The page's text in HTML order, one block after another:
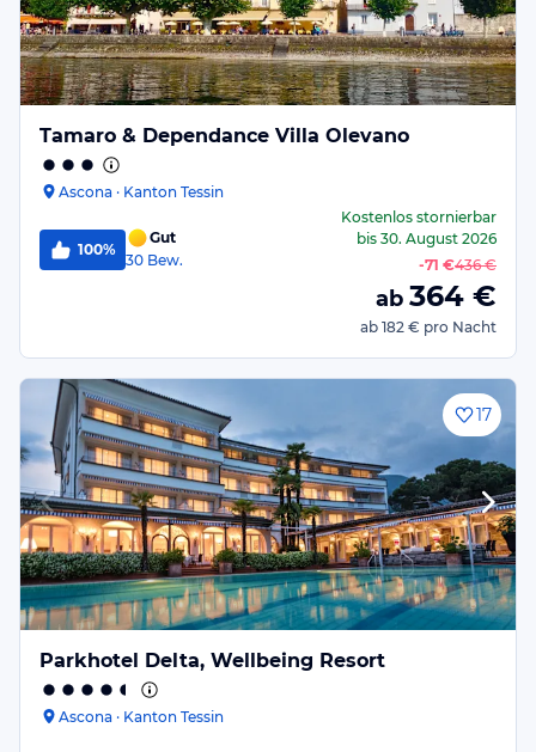
Tamaro & Dependance Villa Olevano
Ascona · Kanton Tessin
100%
Gut
30 Bew.
Kostenlos stornierbar
bis 30. August 2026
-71 €436 €
ab 364 €
ab 182 € pro Nacht
17
Parkhotel Delta, Wellbeing Resort
Ascona · Kanton Tessin